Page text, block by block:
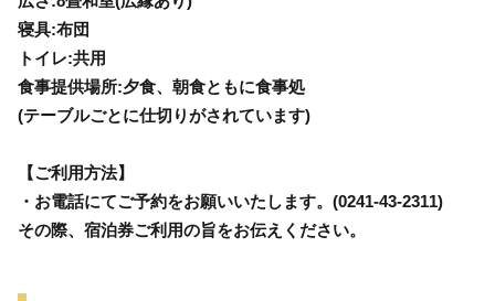
寝具:布団
トイレ:共用
食事提供場所:夕食、朝食ともに食事処
(テーブルごとに仕切りがされています)
【ご利用方法】
・お電話にてご予約をお願いいたします。(0241-43-2311)
その際、宿泊券ご利用の旨をお伝えください。